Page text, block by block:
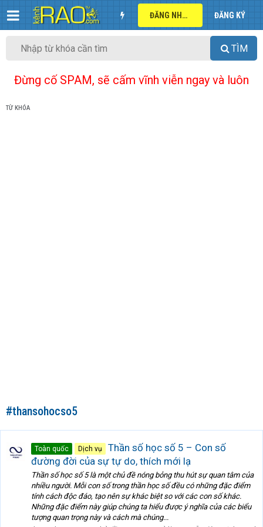
ĐĂNG NHẬP ĐĂNG KÝ
TÌM
Đừng cố SPAM, sẽ cấm vĩnh viễn ngay và luôn
TỪ KHÓA
#thansohocso5
Toàn quốc Dịch vụ
Thần số học số 5 – Con số
đường đời của sự tự do, thích mới lạ
Thần số học số 5 là một chủ đề nóng bỏng thu hút sự quan tâm của
nhiều người. Mỗi con số trong thần học số đều có những đặc điểm
tính cách độc đáo, tạo nên sự khác biệt so với các con số khác.
Những đặc điểm này giúp chúng ta hiểu được ý nghĩa của các biểu
tượng quan trọng này và cách mà chúng...